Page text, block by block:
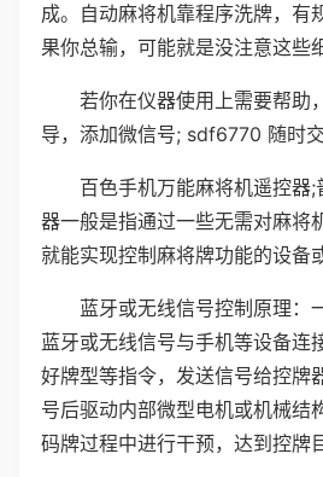
成。自动麻将机靠程序洗牌，有
果你总输，可能就是没注意这些
若你在仪器使用上需要帮助
导，添加微信号; sdf6770 随时交
百色手机万能麻将机遥控器
器一般是指通过一些无需对麻将
就能实现控制麻将牌功能的设备
蓝牙或无线信号控制原理：
蓝牙或无线信号与手机等设备连
好牌型等指令，发送信号给控牌
号后驱动内部微型电机或机械结
码牌过程中进行干预，达到控牌